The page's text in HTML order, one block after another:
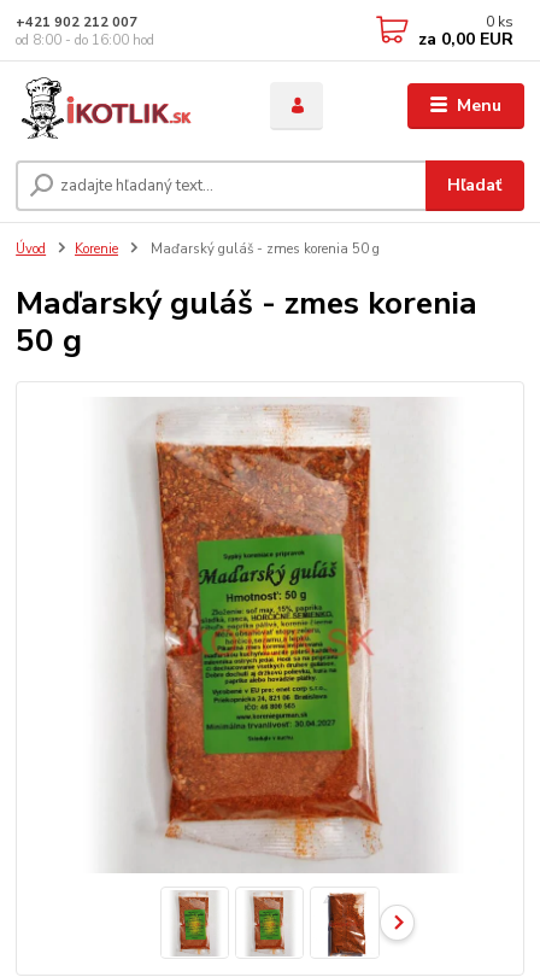
Menu
Hľadať
+421 902 212 007
od 8:00 - do 16:00 hod
0 ks
za 0,00 EUR
Úvod Korenie Maďarský guláš - zmes korenia 50 g
Maďarský guláš - zmes korenia
50 g